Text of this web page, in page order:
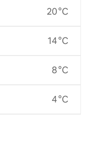
20 °C
14 °C
8 °C
4 °C